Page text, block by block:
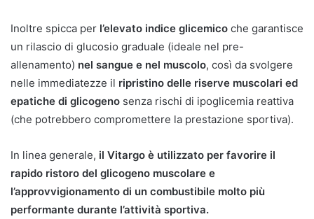
Inoltre spicca per l’elevato indice glicemico che garantisce
un rilascio di glucosio graduale (ideale nel pre-
allenamento) nel sangue e nel muscolo, così da svolgere
nelle immediatezze il ripristino delle riserve muscolari ed
epatiche di glicogeno senza rischi di ipoglicemia reattiva
(che potrebbero compromettere la prestazione sportiva).
In linea generale, il Vitargo è utilizzato per favorire il
rapido ristoro del glicogeno muscolare e
l’approvvigionamento di un combustibile molto più
performante durante l’attività sportiva.